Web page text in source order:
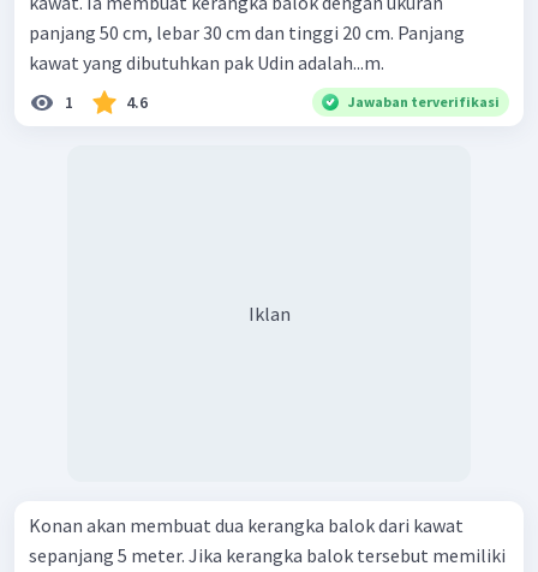
panjang 50 cm, lebar 30 cm dan tinggi 20 cm. Panjang
kawat yang dibutuhkan pak Udin adalah...m.
1 4.6 Jawaban terverifikasi
Iklan
Konan akan membuat dua kerangka balok dari kawat
sepanjang 5 meter. Jika kerangka balok tersebut memiliki